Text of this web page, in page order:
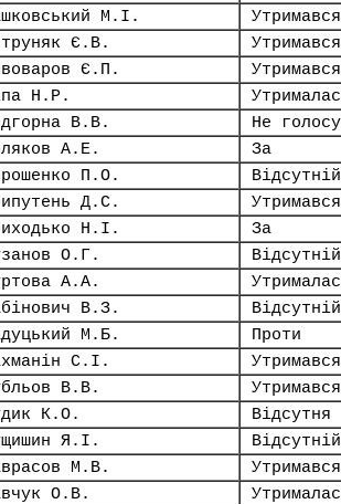
М.І.
Утримався
Є.В.
Утримався
Є.П.
Утримався
Н.Р.
В.В.
Не
А.Е.
За
П.О.
Відсутній
Д.С.
Утримався
Н.І.
За
О.Г.
Відсутній
А.А.
В.З.
Відсутній
М.Б.
Проти
С.І.
Утримався
В.В.
Утримався
К.О.
Відсутня
Я.І.
Відсутній
М.В.
Утримався
О.В.